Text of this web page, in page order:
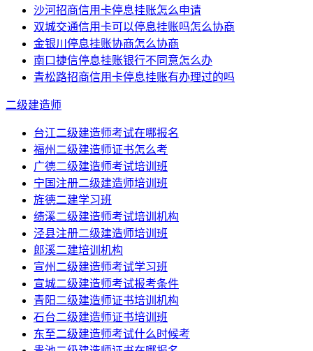
沙河招商信用卡停息挂账怎么申请
双城交通信用卡可以停息挂账吗怎么协商
金银川停息挂账协商怎么协商
南口捷信停息挂账银行不同意怎么办
青松路招商信用卡停息挂账有办理过的吗
二级建造师
台江二级建造师考试在哪报名
福州二级建造师证书怎么考
广德二级建造师考试培训班
宁国注册二级建造师培训班
旌德二建学习班
绩溪二级建造师考试培训机构
泾县注册二级建造师培训班
郎溪二建培训机构
宣州二级建造师考试学习班
宣城二级建造师考试报考条件
青阳二级建造师证书培训机构
石台二级建造师证书培训班
东至二级建造师考试什么时候考